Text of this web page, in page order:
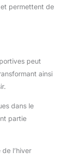
et permettent de
peut
ainsi
dans le
partie
l’hiver